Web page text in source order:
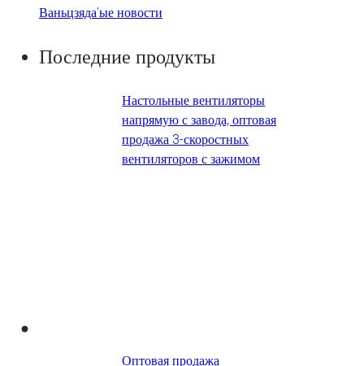
Ваньцзяда'ые новости
Последние продукты
Настольные вентиляторы
напрямую с завода, оптовая
продажа 3-скоростных
вентиляторов с зажимом
Оптовая продажа